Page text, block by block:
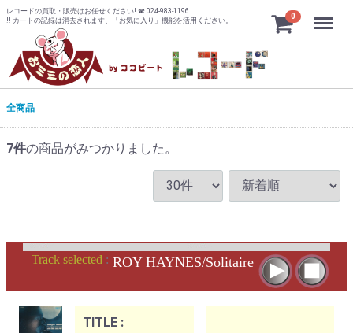
レコードの買取・販売はお任せください! ☎ 024-983-1196
!! カートの記録は消去されます、「お気に入り」機能を活用ください。
0 Menu
全商品
7件の商品がみつかりました。
Track selected : ROY HAYNES/Solitaire
TITLE :